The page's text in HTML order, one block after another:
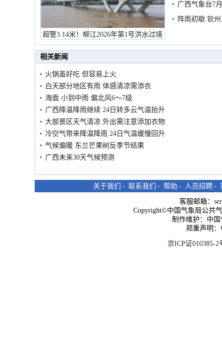
超警3.14米！柳江2026年第1号洪水过境
市民在堤岸见证汛况
预警
广西气象台7
阵雨初歇 钦
相关新闻
火锅虽好吃 但容易上火
白天部分地区有雨 体感清凉需添衣
海面 小到中雨 偏北风6～7级
广西降温降雨继续 24日转多云气温抬升
大部景区天气清凉 外出需注意添加衣物
冷空气带来降温降雨 24日气温缓慢回升
气候偏暖 东兰芒果树反季节结果
广西未来30天气候预测
关于我们 - 联系我们 - 帮助 - 人员招聘 -
客服邮箱：
Copyright©中国气象局公共
制作维护：中
郑重声明
京ICP证010385-2